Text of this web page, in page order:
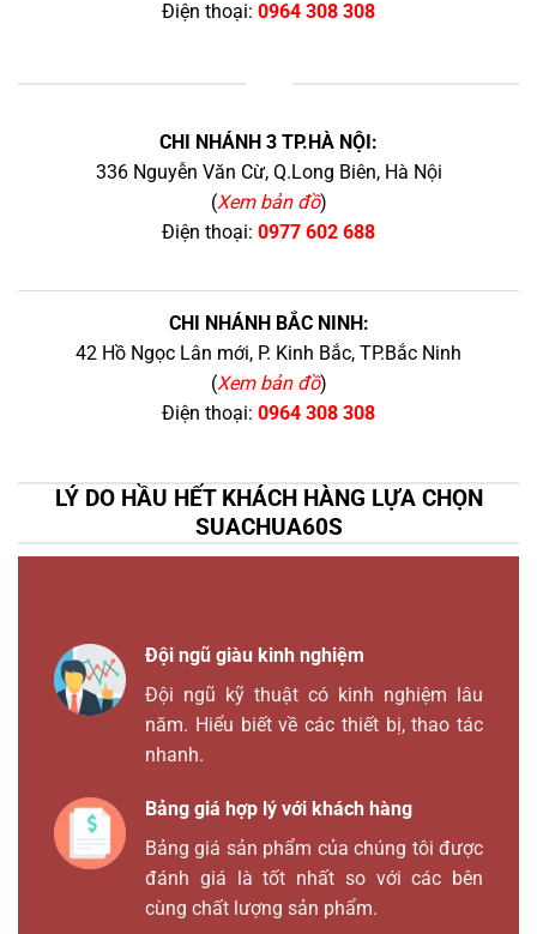
Điện thoại: 0964 308 308
CHI NHÁNH 3 TP.HÀ NỘI:
336 Nguyễn Văn Cừ, Q.Long Biên, Hà Nội
(Xem bản đồ)
Điện thoại: 0977 602 688
CHI NHÁNH BẮC NINH:
42 Hồ Ngọc Lân mới, P. Kinh Bắc, TP.Bắc Ninh
(Xem bản đồ)
Điện thoại: 0964 308 308
LÝ DO HẦU HẾT KHÁCH HÀNG LỰA CHỌN
SUACHUA60S
Đội ngũ giàu kinh nghiệm
Đội ngũ kỹ thuật có kinh nghiệm lâu
năm. Hiểu biết về các thiết bị, thao tác
nhanh.
Bảng giá hợp lý với khách hàng
Bảng giá sản phẩm của chúng tôi được
đánh giá là tốt nhất so với các bên
cùng chất lượng sản phẩm.